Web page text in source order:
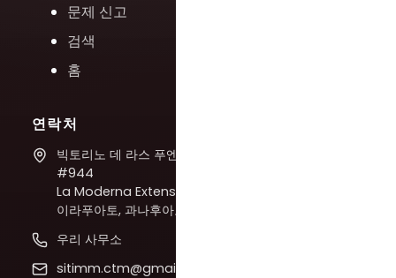
문제 신고
검색
홈
연락처
빅토리노 데 라스 푸엔테스
#944
La Moderna Extension,
이라푸아토, 과나후아토
우리 사무소
sitimm.ctm@gmail.com